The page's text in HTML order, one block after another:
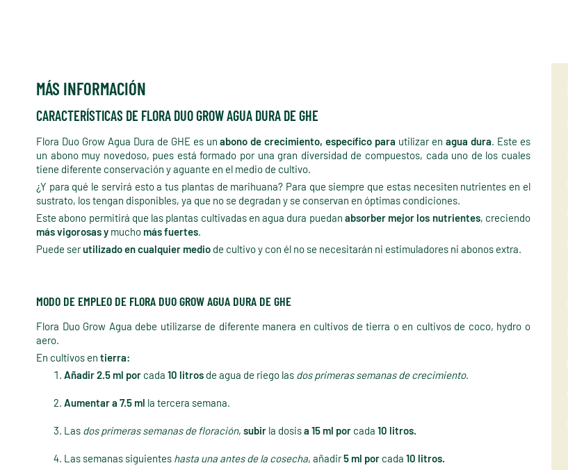
MÁS INFORMACIÓN
CARACTERÍSTICAS DE FLORA DUO GROW AGUA DURA DE GHE
Flora Duo Grow Agua Dura de GHE es unabono de crecimiento, específico para utilizar enagua dura. Este es
un abono muy novedoso, pues está formado por una gran diversidad de compuestos, cada uno de los cuales
tiene diferente conservación y aguante en el medio de cultivo.
¿Y para qué le servirá esto a tus plantas de marihuana? Para que siempre que estas necesiten nutrientes en el
sustrato, los tengan disponibles, ya que no se degradan y se conservan en óptimas condiciones.
Este abono permitirá que las plantas cultivadas en agua dura puedan absorber mejor los nutrientes, creciendo
más vigorosas y mucho más fuertes.
Puede serutilizado en cualquier medio de cultivo y con él no se necesitarán ni estimuladores ni abonos extra.
MODO DE EMPLEO DE FLORA DUO GROW AGUA DURA DE GHE
Flora Duo Grow Agua debe utilizarse de diferente manera en cultivos de tierra o en cultivos de coco, hydro o
aero.
En cultivos en tierra:
Añadir 2.5 ml por cada 10 litros de agua de riego las dos primeras semanas de crecimiento.
Aumentar a 7.5 ml la tercera semana.
Las dos primeras semanas de floración, subir la dosisa 15 ml por cada 10 litros.
Las semanas siguientes hasta una antes de la cosecha, añadir5 ml por cada 10 litros.